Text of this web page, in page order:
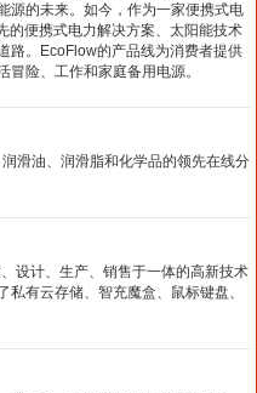
源的未来。如今，作为一家便携式电
的便携式电力解决方案、太阳能技术
路。EcoFlow的产品线为消费者提供
险、工作和家庭备用电源。
滑油、润滑脂和化学品的领先在线分
设计、生产、销售于一体的高新技术
有云存储、智充魔盒、鼠标键盘、